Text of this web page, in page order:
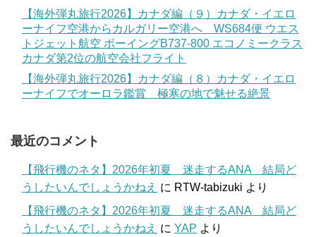
【海外弾丸旅行2026】カナダ編（９）カナダ・イエロ
ーナイフ空港からカルガリー空港へ WS684便 ウエス
トジェット航空 ボーイングB737-800 エコノミークラス
カナダ第2位の航空会社フライト
【海外弾丸旅行2026】カナダ編（８）カナダ・イエロ
ーナイフでオーロラ鑑賞 極寒の地で魅せる絶景
最近のコメント
【飛行機のネタ】2026年初夏 迷走するANA 結局ど
うしたいんでしょうかねえ に RTW-tabizuki より
【飛行機のネタ】2026年初夏 迷走するANA 結局ど
うしたいんでしょうかねえ に YAP より